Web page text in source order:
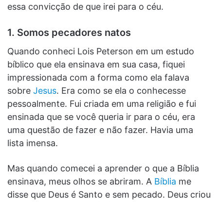
essa convicção de que irei para o céu.
1. Somos pecadores natos
Quando conheci Lois Peterson em um estudo
bíblico que ela ensinava em sua casa, fiquei
impressionada com a forma como ela falava
sobre Jesus. Era como se ela o conhecesse
pessoalmente. Fui criada em uma religião e fui
ensinada que se você queria ir para o céu, era
uma questão de fazer e não fazer. Havia uma
lista imensa.
Mas quando comecei a aprender o que a Bíblia
ensinava, meus olhos se abriram. A Bíblia me
disse que Deus é Santo e sem pecado. Deus criou